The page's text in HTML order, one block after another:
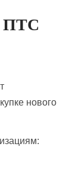
ПТС
нового